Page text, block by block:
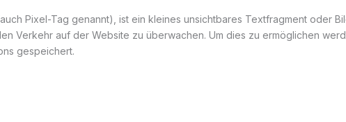
Pixel-Tag genannt), ist ein kleines unsichtbares Textfragment oder
Verkehr auf der Website zu überwachen. Um dies zu ermöglichen
gespeichert.